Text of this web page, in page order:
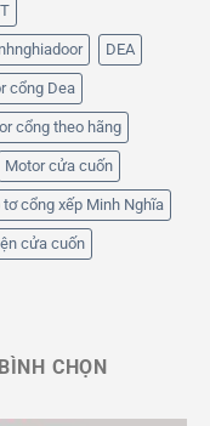
DEA
cổng Dea
cổng theo hãng
Motor cửa cuốn
tơ cổng xếp Minh Nghĩa
cửa cuốn
CHỌN